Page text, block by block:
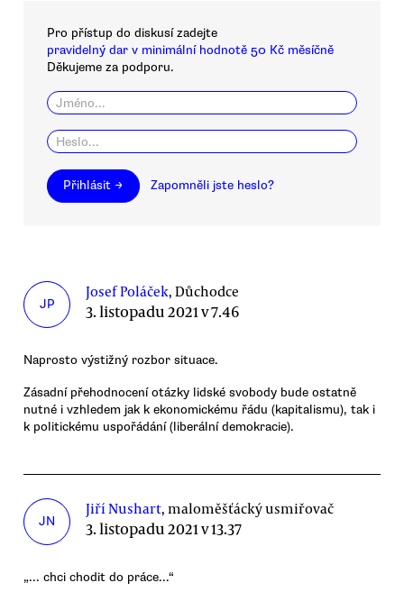
Pro přístup do diskusí zadejte
pravidelný dar v minimální hodnotě 50 Kč měsíčně
Děkujeme za podporu.
Přihlásit → Zapomněli jste heslo?
JP
Josef Poláček, Důchodce
3. listopadu 2021 v 7.46
Naprosto výstižný rozbor situace.
Zásadní přehodnocení otázky lidské svobody bude ostatně
nutné i vzhledem jak k ekonomickému řádu (kapitalismu), tak i
k politickému uspořádání (liberální demokracie).
JN
Jiří Nushart, maloměšťácký usmiřovač
3. listopadu 2021 v 13.37
„... chci chodit do práce...“